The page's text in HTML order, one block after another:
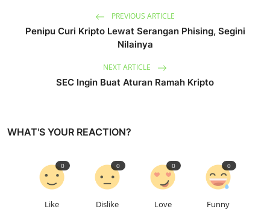
PREVIOUS ARTICLE
Penipu Curi Kripto Lewat Serangan Phising, Segini
Nilainya
NEXT ARTICLE
SEC Ingin Buat Aturan Ramah Kripto
WHAT'S YOUR REACTION?
Like
0
Dislike
0
Love
0
Funny
0